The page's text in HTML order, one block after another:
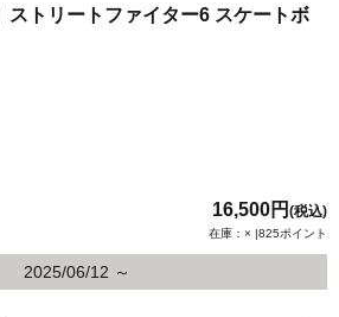
ストリートファイター6 スケートボ
16,500円 (税込)
在庫：× |825ポイント
2025/06/12 ～